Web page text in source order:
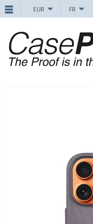
EUR FR